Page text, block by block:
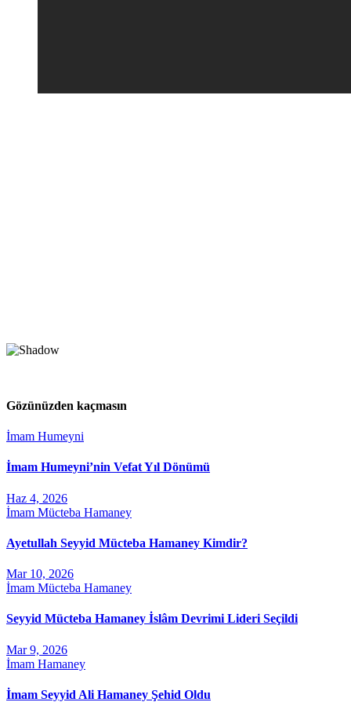
Gözünüzden kaçmasın
İmam Humeyni
İmam Humeyni’nin Vefat Yıl Dönümü
Haz 4, 2026
İmam Mücteba Hamaney
Ayetullah Seyyid Mücteba Hamaney Kimdir?
Mar 10, 2026
İmam Mücteba Hamaney
Seyyid Mücteba Hamaney İslâm Devrimi Lideri Seçildi
Mar 9, 2026
İmam Hamaney
İmam Seyyid Ali Hamaney Şehid Oldu